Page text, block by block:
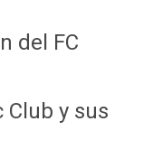
del FC
y sus